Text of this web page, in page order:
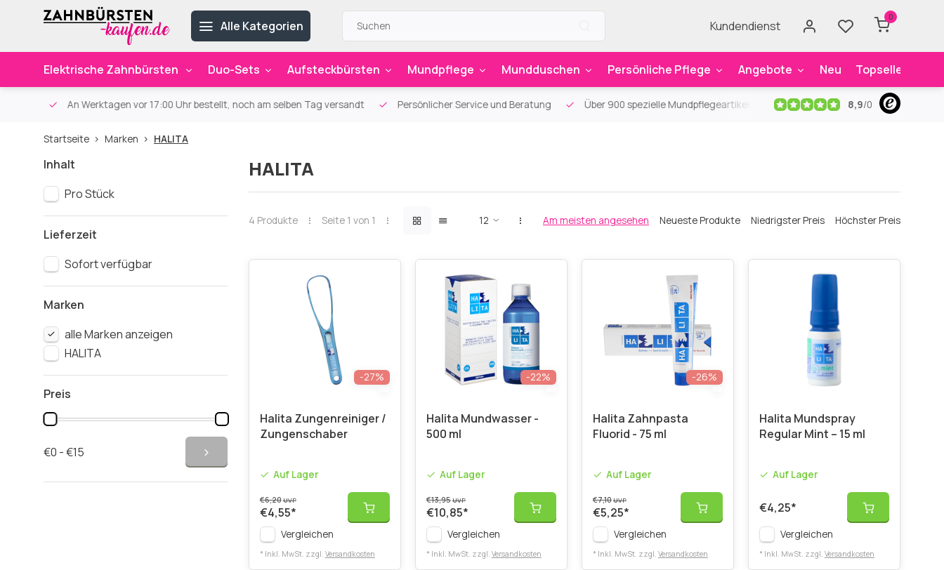
Alle Kategorien Kundendienst
0
Elektrische Zahnbürsten Duo-Sets Aufsteckbürsten Mundpflege Mundduschen Persönliche Pflege Angebote Neu Topseller
An Werktagen vor 17:00 Uhr bestellt, noch am selben Tag versandt Persönlicher Service und Beratung Über 900 spezielle Mundpflegeartikel Kostenloser Versandab 59€
8,9/0
Startseite Marken HALITA
Inhalt
Pro Stück
Lieferzeit
Sofort verfügbar
Marken
alle Marken anzeigen
HALITA
Preis
€0 - €15
HALITA
4 Produkte Seite 1 von 1 Am meisten angesehen Neueste Produkte Niedrigster Preis Höchster Preis
-27%
Halita Zungenreiniger /
Zungenschaber
Auf Lager
€6,20UVP
€4,55*
Vergleichen
* Inkl. MwSt. zzgl. Versandkosten
-22%
Halita Mundwasser -
500 ml
Auf Lager
€13,95UVP
€10,85*
Vergleichen
* Inkl. MwSt. zzgl. Versandkosten
-26%
Halita Zahnpasta
Fluorid - 75 ml
Auf Lager
€7,10UVP
€5,25*
Vergleichen
* Inkl. MwSt. zzgl. Versandkosten
Halita Mundspray
Regular Mint – 15 ml
Auf Lager
€4,25*
Vergleichen
* Inkl. MwSt. zzgl. Versandkosten